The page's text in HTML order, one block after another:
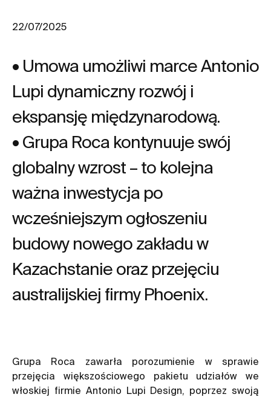
22/07/2025
• Umowa umożliwi marce Antonio
Lupi dynamiczny rozwój i
ekspansję międzynarodową.
• Grupa Roca kontynuuje swój
globalny wzrost – to kolejna
ważna inwestycja po
wcześniejszym ogłoszeniu
budowy nowego zakładu w
Kazachstanie oraz przejęciu
australijskiej firmy Phoenix.
Grupa Roca zawarła porozumienie w sprawie
przejęcia większościowego pakietu udziałów we
włoskiej firmie Antonio Lupi Design, poprzez swoją